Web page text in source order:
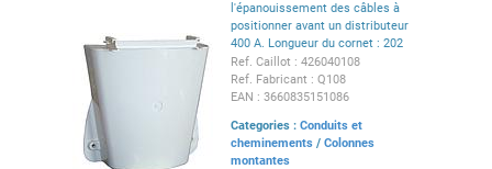
l'épanouissement des câbles à
positionner avant un distributeur
400 A. Longueur du cornet : 202
cm.
Ref. Caillot : 426040108
Ref. Fabricant : Q108
EAN : 3660835151086
Categories : Conduits et
cheminements / Colonnes
montantes